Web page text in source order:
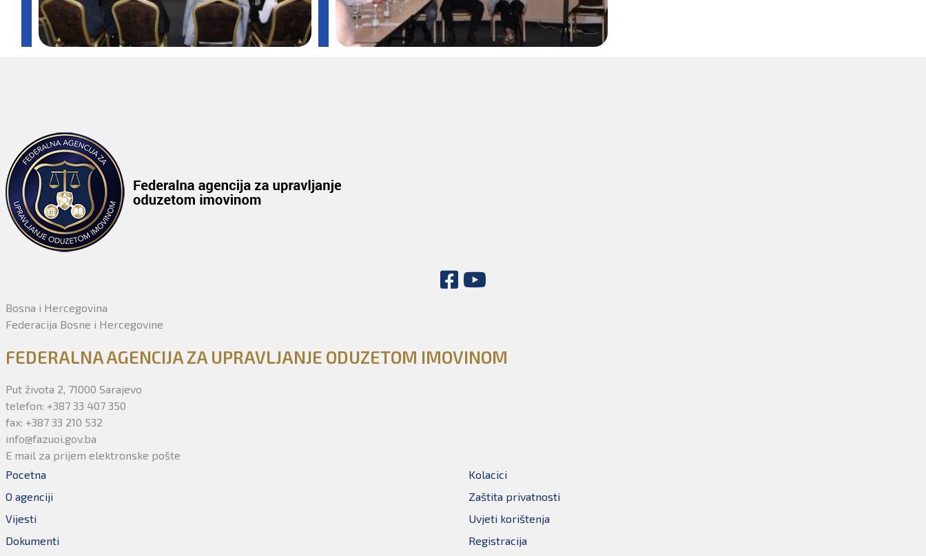
Bosna i Hercegovina
Federacija Bosne i Hercegovine
FEDERALNA AGENCIJA ZA UPRAVLJANJE ODUZETOM IMOVINOM
Put života 2, 71000 Sarajevo
telefon: +387 33 407 350
fax: +387 33 210 532
info@fazuoi.gov.ba
E mail za prijem elektronske pošte
Pocetna
O agenciji
Vijesti
Dokumenti
Kolacici
Zaštita privatnosti
Uvjeti korištenja
Registracija